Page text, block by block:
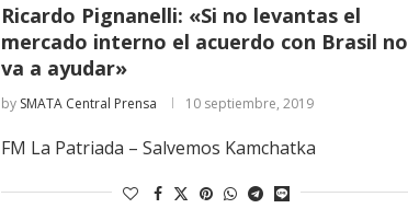
Ricardo Pignanelli: «Si no levantas el
mercado interno el acuerdo con Brasil no
va a ayudar»
by SMATA Central Prensa 10 septiembre, 2019
FM La Patriada – Salvemos Kamchatka